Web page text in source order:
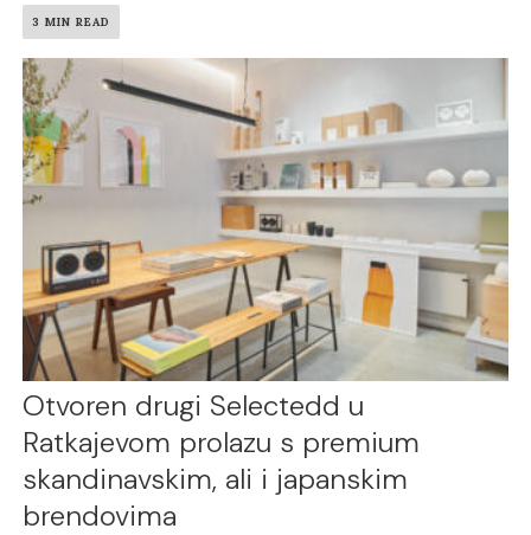
3 MIN READ
Otvoren drugi Selectedd u
Ratkajevom prolazu s premium
skandinavskim, ali i japanskim
brendovima